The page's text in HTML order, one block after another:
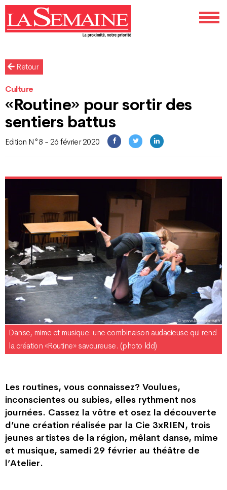
Retour
Culture
«Routine» pour sortir des
sentiers battus
Edition N°8 - 26 février 2020
Danse, mime et musique: une combinaison audacieuse qui rend
la création «Routine» savoureuse. (photo ldd)
Les routines, vous connaissez? Voulues,
inconscientes ou subies, elles rythment nos
journées. Cassez la vôtre et osez la découverte
d’une création réalisée par la Cie 3xRIEN, trois
jeunes artistes de la région, mêlant danse, mime
et musique, samedi 29 février au théâtre de
l’Atelier.